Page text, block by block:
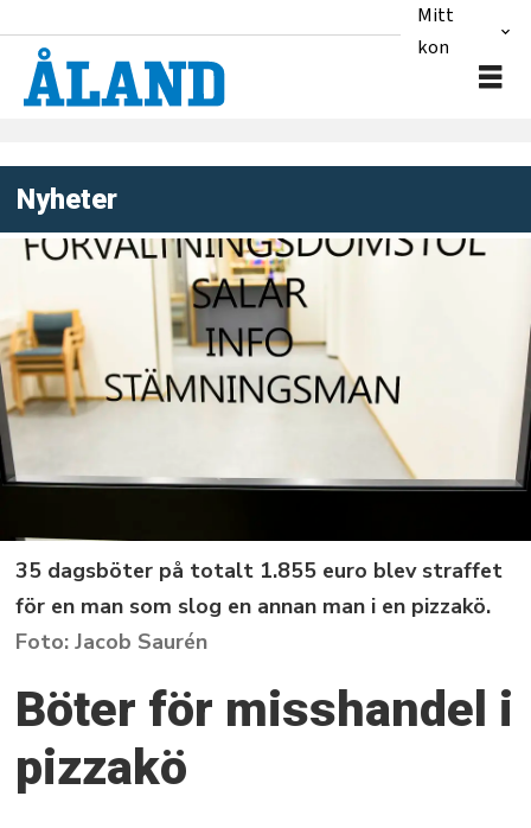
Mitt
konto
Nyheter
35 dagsböter på totalt 1.855 euro blev straffet
för en man som slog en annan man i en pizzakö.
Jacob Saurén
Böter för misshandel i
pizzakö